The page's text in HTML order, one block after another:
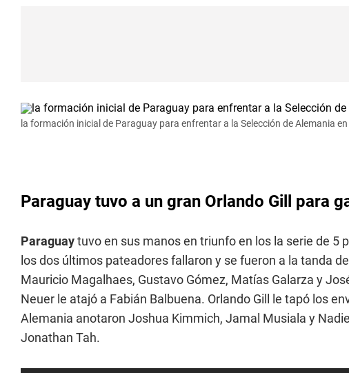
la formación inicial de Paraguay para enfrentar a la Selección de Alemania
Paraguay tuvo a un gran Orlando Gill para
Paraguaytuvo en sus manos en triunfo en los la serie de 5
los dos últimos pateadores fallaron y se fueron a la tanda
Mauricio Magalhaes, Gustavo Gómez, Matías Galarza y
Neuer le atajó a Fabián Balbuena. Orlando Gill le tapó los
Alemania anotaron Joshua Kimmich, Jamal Musiala y
Jonathan Tah.